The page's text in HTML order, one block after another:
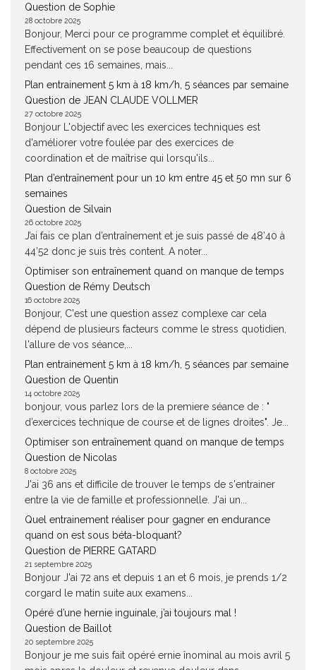
Question de Sophie
28 octobre 2025
Bonjour, Merci pour ce programme complet et équilibré.
Effectivement on se pose beaucoup de questions
pendant ces 16 semaines, mais...
Plan entrainement 5 km à 18 km/h, 5 séances par semaine
Question de JEAN CLAUDE VOLLMER
27 octobre 2025
Bonjour L'objectif avec les exercices techniques est
d'améliorer votre foulée par des exercices de
coordination et de maîtrise qui lorsqu'ils...
Plan d’entraînement pour un 10 km entre 45 et 50 mn sur 6
semaines
Question de Silvain
26 octobre 2025
J’ai fais ce plan d’entraînement et je suis passé de 48’40 à
44’52 donc je suis très content. A noter...
Optimiser son entraînement quand on manque de temps
Question de Rémy Deutsch
16 octobre 2025
Bonjour, C'est une question assez complexe car cela
dépend de plusieurs facteurs comme le stress quotidien,
l'allure de vos séance,...
Plan entrainement 5 km à 18 km/h, 5 séances par semaine
Question de Quentin
14 octobre 2025
bonjour, vous parlez lors de la premiere séance de : "
d’exercices technique de course et de lignes droites". Je...
Optimiser son entraînement quand on manque de temps
Question de Nicolas
8 octobre 2025
J'ai 36 ans et difficile de trouver le temps de s'entrainer
entre la vie de famille et professionnelle. J'ai un...
Quel entrainement réaliser pour gagner en endurance
quand on est sous béta-bloquant?
Question de PIERRE GATARD
21 septembre 2025
Bonjour J'ai 72 ans et depuis 1 an et 6 mois, je prends 1/2
corgard le matin suite aux examens...
Opéré d’une hernie inguinale, j’ai toujours mal !
Question de Baillot
20 septembre 2025
Bonjour je me suis fait opéré ernie înominal au mois avril 5